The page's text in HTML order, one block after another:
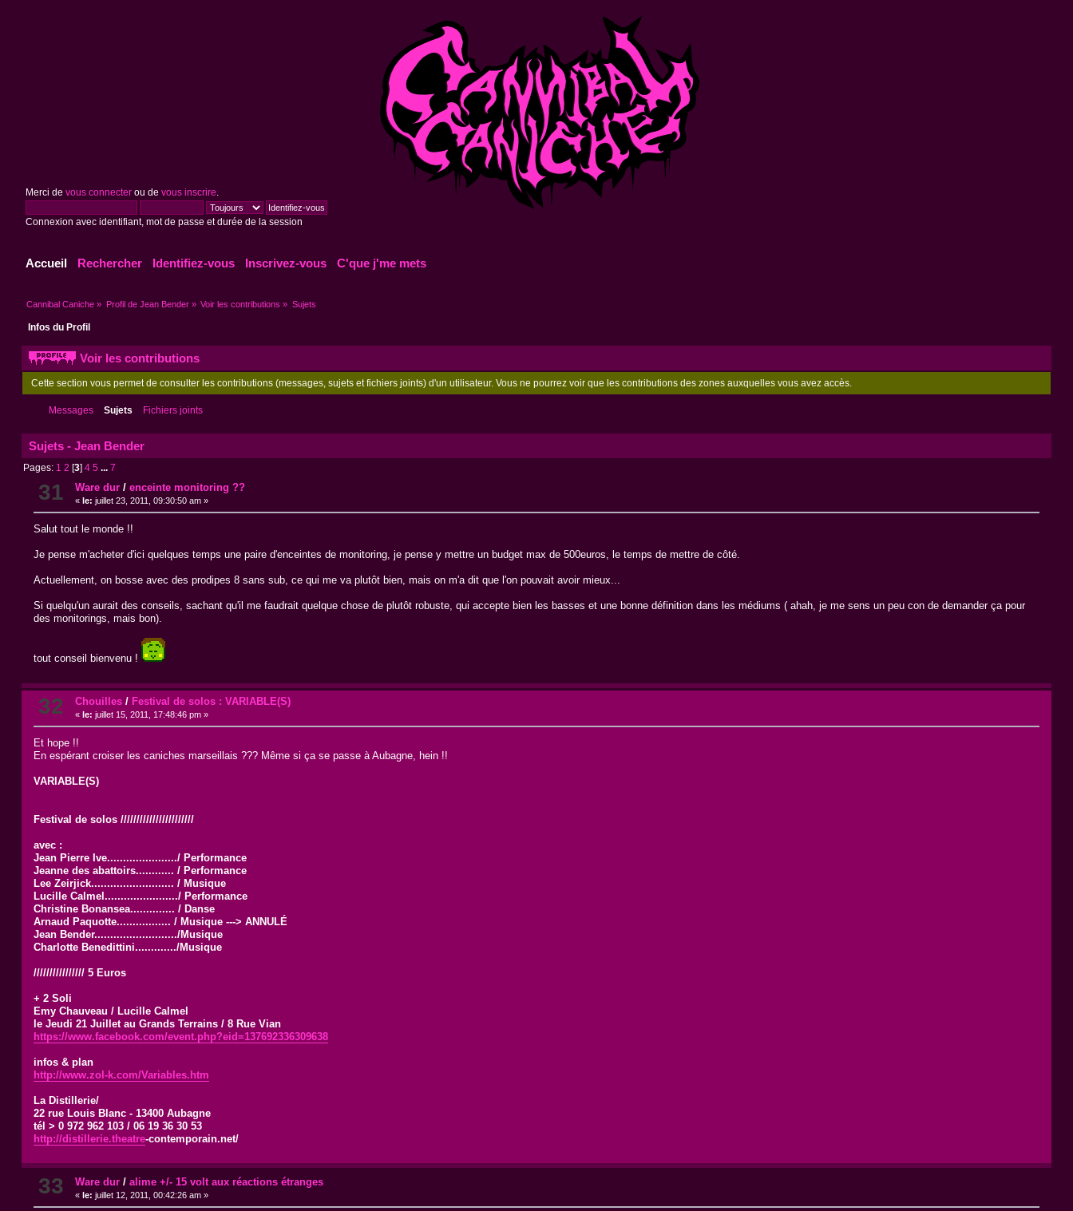
Merci de vous connecterou de vous inscrire
Connexion avec identifiant, mot de passe et durée de la session
Accueil Rechercher Identifiez-vous Inscrivez-vous C'que j'me mets
Cannibal Caniche » Profil de Jean Bender» Voir les contributions » Sujets
Infos du Profil
Voir les contributions
Cette section vous permet de consulter les contributions (messages, sujets et fichiers joints) d'un utilisateur. Vous ne pourrez voir que les contributions des zones auxquelles vous avez accès.
Messages Sujets Fichiers joints
Sujets - Jean Bender
Pages: 1 2 [3]4 5 ...7
31 Ware dur/ enceinte monitoring ??
« le: juillet 23, 2011, 09:30:50 am »
Salut tout le monde !!
Je pense m'acheter d'ici quelques temps une paire d'enceintes de monitoring, je pense y mettre un budget max de 500euros, le temps de mettre de côté.
Actuellement, on bosse avec des prodipes 8 sans sub, ce qui me va plutôt bien, mais on m'a dit que l'on pouvait avoir mieux...
Si quelqu'un aurait des conseils, sachant qu'il me faudrait quelque chose de plutôt robuste, qui accepte bien les basses et une bonne définition dans les médiums ( ahah, je me sens un peu con de demander ça pour
des monitorings, mais bon).
tout conseil bienvenu !
32 Chouilles/ Festival de solos : VARIABLE(S)
« le: juillet 15, 2011, 17:48:46 pm »
Et hope !!
En espérant croiser les caniches marseillais ??? Même si ça se passe à Aubagne, hein !!
VARIABLE(S)
Festival de solos ///////////////////////
avec :
Jean Pierre Ive....................../​ Performance
Jeanne des abattoirs............ / Performance
Lee Zeirjick..................​........ / Musique
Lucille Calmel....................​.../ Performance
Christine Bonansea.............. / Danse
Arnaud Paquotte................. / Musique ---> ANNULÉ
Jean Bender....................​....../Musique
Charlotte Benedittini............./M​usique
//////////////// 5 Euros
+ 2 Soli
Emy Chauveau / Lucille Calmel
le Jeudi 21 Juillet au Grands Terrains / 8 Rue Vian
https://www.facebook.com/e​vent.php?eid=1376923363096​38
infos & plan
http://www.zol-k.com/Varia​bles.htm
La Distillerie/
22 rue Louis Blanc - 13400 Aubagne
tél > 0 972 962 103 / 06 19 36 30 53
http://distillerie.theatre​-contemporain.net/
33 Ware dur/ alime +/- 15 volt aux réactions étranges
« le: juillet 12, 2011, 00:42:26 am »